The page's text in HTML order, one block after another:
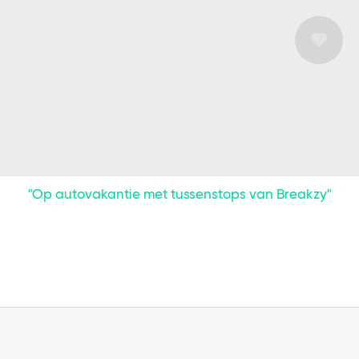
"Op autovakantie met tussenstops van Breakzy"